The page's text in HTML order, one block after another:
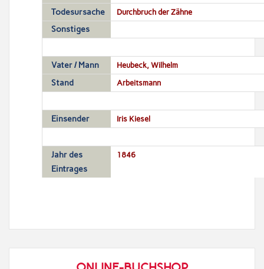
Todesursache
Durchbruch der Zähne
Sonstiges
Vater / Mann Heubeck, Wilhelm
Stand Arbeitsmann
Einsender Iris Kiesel
Jahr des
Eintrages
1846